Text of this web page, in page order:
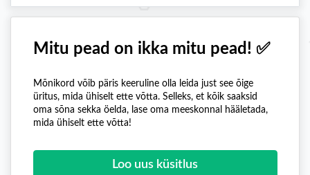
Mitu pead on ikka mitu pead! ✅
Mõnikord võib päris keeruline olla leida just see õige
üritus, mida ühiselt ette võtta. Selleks, et kõik saaksid
oma sõna sekka öelda, lase oma meeskonnal hääletada,
mida ühiselt ette võtta!
Loo uus küsitlus